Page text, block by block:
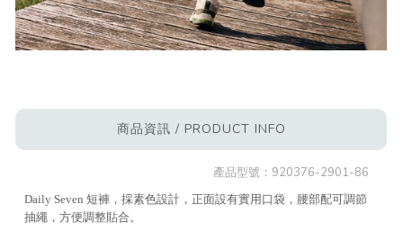
商品資訊 / PRODUCT INFO
產品型號： 920376-2901-86
Daily Seven 短褲，採素色設計，正面設有實用口袋，腰部配可調節
抽繩，方便調整貼合。